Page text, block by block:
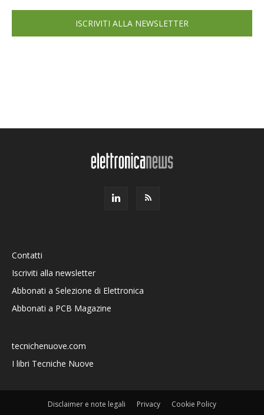
ISCRIVITI ALLA NEWSLETTER
Contatti
Iscriviti alla newsletter
Abbonati a Selezione di Elettronica
Abbonati a PCB Magazine
tecnichenuove.com
I libri Tecniche Nuove
Disclaimer e note legali Privacy Cookie Policy